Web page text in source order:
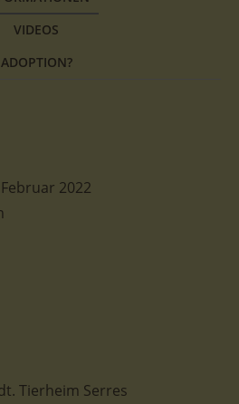
VIDEOS
ADOPTION?
2022
Tierheim Serres